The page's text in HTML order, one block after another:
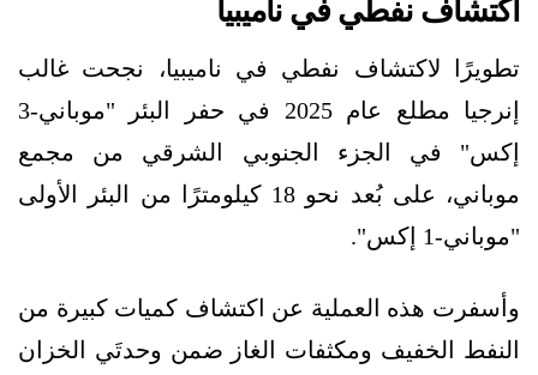
اكتشاف نفطي في ناميبيا
تطويرًا لاكتشاف نفطي في ناميبيا، نجحت غالب
إنرجيا مطلع عام 2025 في حفر البئر "موباني-3
إكس" في الجزء الجنوبي الشرقي من مجمع
موباني، على بُعد نحو 18 كيلومترًا من البئر الأولى
"موباني-1 إكس".
وأسفرت هذه العملية عن اكتشاف كميات كبيرة من
النفط الخفيف ومكثفات الغاز ضمن وحدتَي الخزان